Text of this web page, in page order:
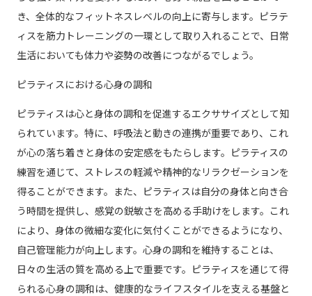
き、全体的なフィットネスレベルの向上に寄与します。ピラテ
ィスを筋力トレーニングの一環として取り入れることで、日常
生活においても体力や姿勢の改善につながるでしょう。
ピラティスにおける心身の調和
ピラティスは心と身体の調和を促進するエクササイズとして知
られています。特に、呼吸法と動きの連携が重要であり、これ
が心の落ち着きと身体の安定感をもたらします。ピラティスの
練習を通じて、ストレスの軽減や精神的なリラクゼーションを
得ることができます。また、ピラティスは自分の身体と向き合
う時間を提供し、感覚の鋭敏さを高める手助けをします。これ
により、身体の微細な変化に気付くことができるようになり、
自己管理能力が向上します。心身の調和を維持することは、
日々の生活の質を高める上で重要です。ピラティスを通じて得
られる心身の調和は、健康的なライフスタイルを支える基盤と